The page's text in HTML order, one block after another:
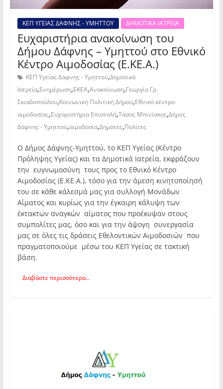
ΚΕΠ ΥΓΕΙΑΣ ΔΑΦΝΗΣ - ΥΜΗΤΤΟΥ ΔΗΜΟΤΙΚΑ ΙΑΤΡΕΙΑ
Ευχαριστήρια ανακοίνωση του
Δήμου Δάφνης – Υμηττού στο Εθνικό
Κέντρο Αιμοδοσίας (Ε.ΚΕ.Α.)
ΚΕΠ Υγείας Δάφνης - Υμηττού,Δημοτικά
Ιατρεία,Ενημέρωση,ΕΚΕΑ,Ανακοίνωση,Γεωργία Γρ.
Σκιαδοπούλου,Κοινωνική Πολιτική Δήμου,Εθνικό κέντρο
αιμοδοσίας,Ευχαριστήρια Επιστολή,Τάσος Μπινίσκος,Δήμος
Δάφνης - Υμηττού,αιμοδοσία,Δημότες,Πολίτες
Ο Δήμος Δάφνης-Υμηττού, το ΚΕΠ Υγείας (Κέντρο
Πρόληψης Υγείας) και τα Δημοτικά Ιατρεία, εκφράζουν
την ευγνωμοσύνη τους προς το Εθνικό Κέντρο
Αιμοδοσίας (Ε.ΚΕ.Α.), τόσο για την άμεση κινητοποίησή
του σε κάθε κάλεσμά μας για συλλογή Μονάδων
Αίματος και κυρίως για την έγκαιρη κάλυψη των
έκτακτων αναγκών αίματος που προέκυψαν στους
συμπολίτες μας, όσο και για την άψογη συνεργασία
μας σε όλες τις δράσεις Εθελοντικών Αιμοδοσιών που
πραγματοποιούμε μέσω του ΚΕΠ Υγείας σε τακτική
βάση.
Διαβάστε περισσότερα...